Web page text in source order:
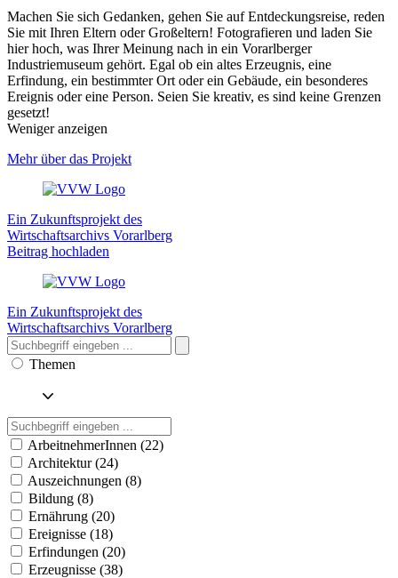
Machen Sie sich Gedanken, gehen Sie auf Entdeckungsreise, reden
Sie mit Ihren Eltern oder Großeltern! Fotografieren und laden Sie
hier hoch, was Ihrer Meinung nach in ein Vorarlberger
Industriemuseum gehört. Egal ob ein altes Erzeugnis, eine
Erfindung, ein bestimmter Ort oder ein Gebäude, ein besonderes
Ereignis oder eine Person. Seien Sie kreativ, es sind keine Grenzen
gesetzt!
Weniger anzeigen
Mehr über das Projekt
Ein Zukunftsprojekt des
Wirtschaftsarchivs Vorarlberg
Beitrag hochladen
Ein Zukunftsprojekt des
Wirtschaftsarchivs Vorarlberg
Themen
ArbeitnehmerInnen (22)
Architektur (24)
Auszeichnungen (8)
Bildung (8)
Ernährung (20)
Ereignisse (18)
Erfindungen (20)
Erzeugnisse (38)